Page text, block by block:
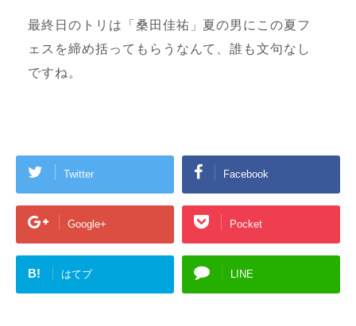
最終日のトリは「桑田佳祐」夏の男にこの夏フ
ェスを締め括ってもらうなんて、誰も文句なし
ですね。
Twitter Facebook
Google+ Pocket
B! はてブ LINE